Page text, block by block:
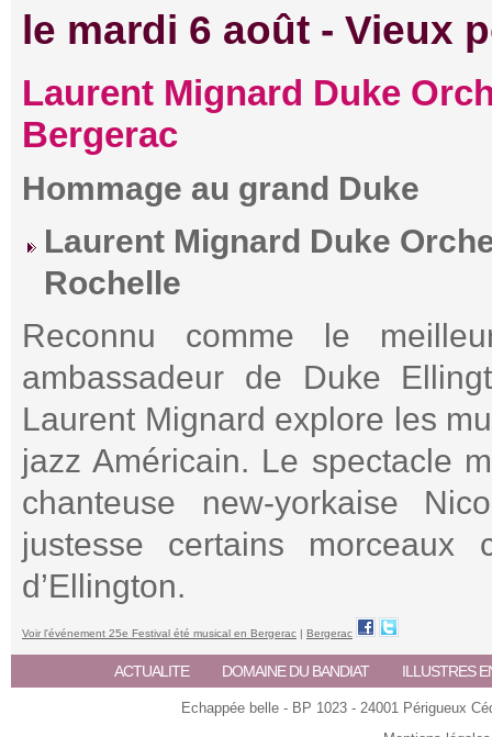
le mardi 6 août - Vieux
Laurent Mignard Duke
Bergerac
Hommage au grand Duke
Laurent Mignard Duke
Rochelle
Reconnu comme le
ambassadeur de Duke
Laurent Mignard explore les
jazz Américain. Le spectacle
chanteuse new-yorkaise
justesse certains morceaux
d’Ellington.
Voir l'événement 25e Festival été musical en Bergerac | Bergerac
ACTUALITE DOMAINE DU BANDIAT ILLUSTRES
Echappée belle - BP 1023 - 24001 Périgueux